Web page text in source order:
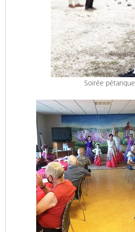
Soirée pétanque